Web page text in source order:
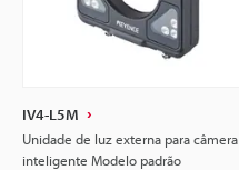
IV4-L5M
Unidade de luz externa para câmera
inteligente Modelo padrão